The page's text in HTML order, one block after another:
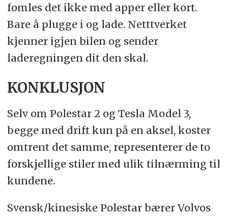
fomles det ikke med apper eller kort.
Bare å plugge i og lade. Netttverket
kjenner igjen bilen og sender
laderegningen dit den skal.
KONKLUSJON
Selv om Polestar 2 og Tesla Model 3,
begge med drift kun på en aksel, koster
omtrent det samme, representerer de to
forskjellige stiler med ulik tilnærming til
kundene.
Svensk/kinesiske Polestar bærer Volvos